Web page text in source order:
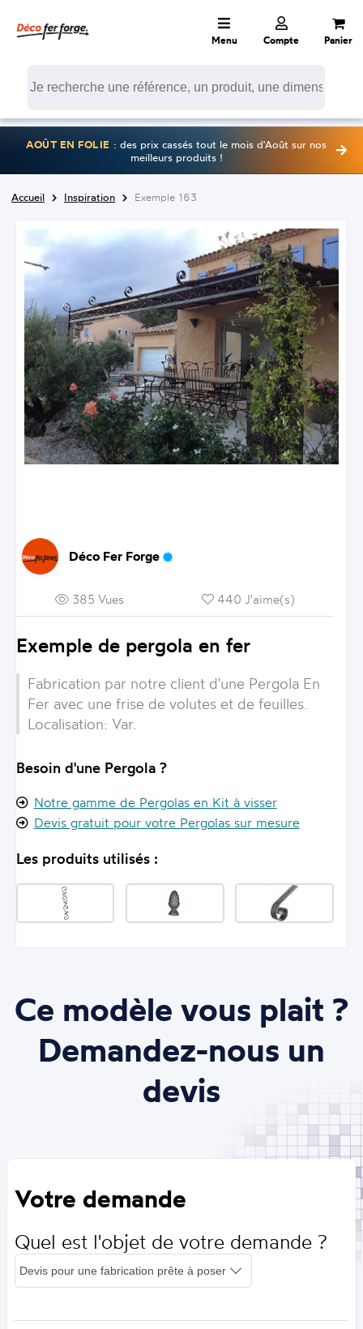
Menu Compte Panier
AOÛT EN FOLIE : des prix cassés tout le mois d'Août sur nos
meilleurs produits !
Accueil Inspiration Exemple 163
Déco Fer Forge
385 Vues 440 J'aime(s)
Exemple de pergola en fer
Fabrication par notre client d'une Pergola En
Feravec une frise de volutes et de feuilles.
Localisation: Var.
Besoin d'une Pergola ?
Notre gamme de Pergolas en Kit à visser
Devis gratuit pour votre Pergolas sur mesure
Les produits utilisés :
Ce modèle vous plait ?
Demandez-nous un
devis
Votre demande
Quel est l'objet de votre demande ?